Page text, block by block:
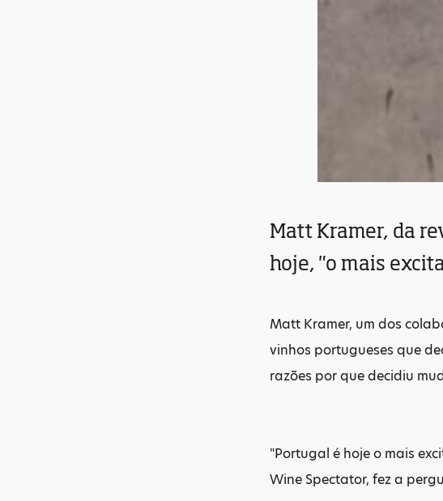
Matt Kramer, da
hoje, "o mais
Matt Kramer, um dos
vinhos portugueses que
razões por que decidiu
"Portugal é hoje o mais
Wine Spectator, fez a